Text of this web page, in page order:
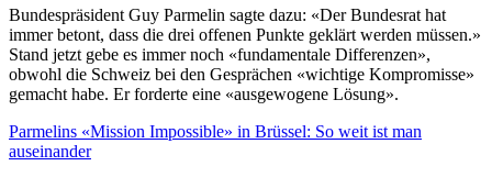
Bundespräsident Guy Parmelin sagte dazu: «Der Bundesrat hat
immer betont, dass die drei offenen Punkte geklärt werden müssen.»
Stand jetzt gebe es immer noch «fundamentale Differenzen»,
obwohl die Schweiz bei den Gesprächen «wichtige Kompromisse»
gemacht habe. Er forderte eine «ausgewogene Lösung».
Parmelins «Mission Impossible» in Brüssel: So weit ist man
auseinander